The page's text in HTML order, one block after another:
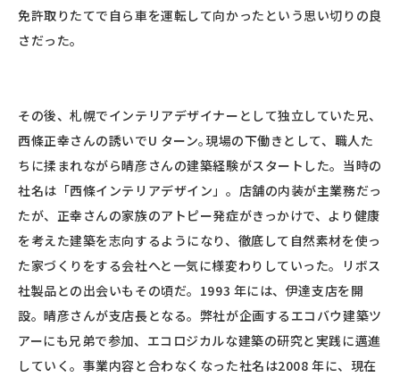
免許取りたてで自ら車を運転して向かったという思い切りの良
さだった。
その後、札幌でインテリアデザイナーとして独立していた兄、
西條正幸さんの誘いでU ターン｡現場の下働きとして、職人た
ちに揉まれながら晴彦さんの建築経験がスタートした。当時の
社名は「西條インテリアデザイン」。店舗の内装が主業務だっ
たが、正幸さんの家族のアトピー発症がきっかけで、より健康
を考えた建築を志向するようになり、徹底して自然素材を使っ
た家づくりをする会社へと一気に様変わりしていった。リボス
社製品との出会いもその頃だ。1993 年には、伊達支店を開
設。晴彦さんが支店長となる。弊社が企画するエコバウ建築ツ
アーにも兄弟で参加、エコロジカルな建築の研究と実践に邁進
していく。事業内容と合わなくなった社名は2008 年に、現在